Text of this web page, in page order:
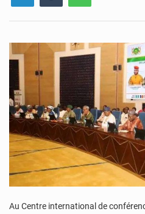
Au Centre international de